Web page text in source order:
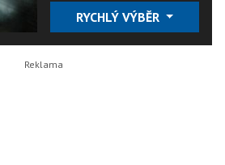
RYCHLÝ VÝBĚR